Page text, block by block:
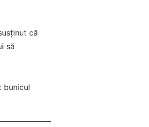
că
să
bunicul